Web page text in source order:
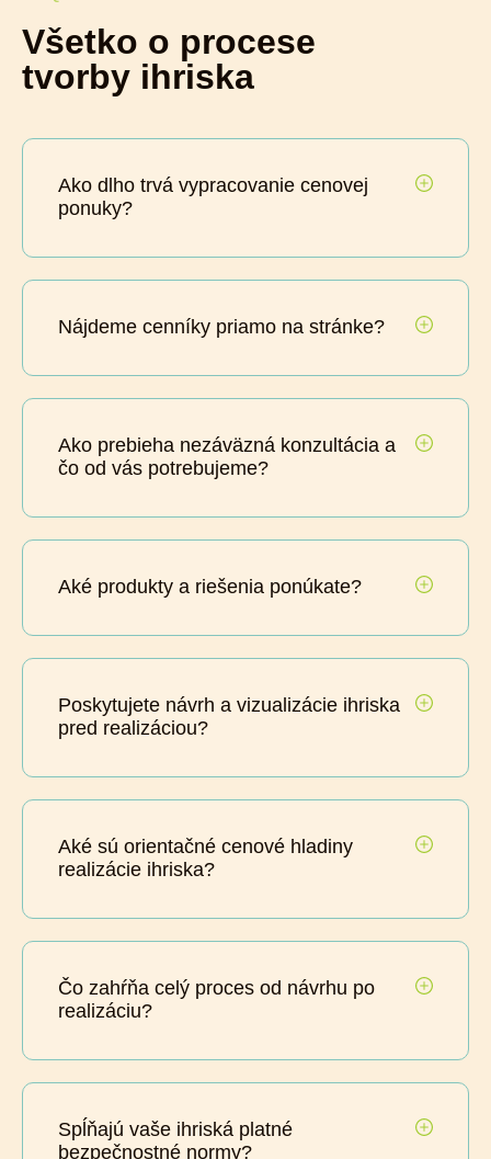
Všetko o procese
tvorby ihriska
Ako dlho trvá vypracovanie cenovej
ponuky?
Nájdeme cenníky priamo na stránke?
Ako prebieha nezáväzná konzultácia a
čo od vás potrebujeme?
Aké produkty a riešenia ponúkate?
Poskytujete návrh a vizualizácie ihriska
pred realizáciou?
Aké sú orientačné cenové hladiny
realizácie ihriska?
Čo zahŕňa celý proces od návrhu po
realizáciu?
Spĺňajú vaše ihriská platné
bezpečnostné normy?